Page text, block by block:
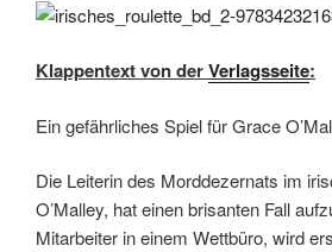
Klappentext von derVerlagsseite:
Ein gefährliches Spiel für Grace
Die Leiterin des Morddezernats im
O’Malley, hat einen brisanten Fall
Mitarbeiter in einem Wettbüro, wird